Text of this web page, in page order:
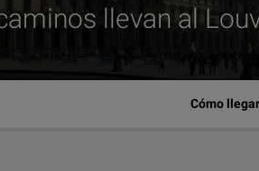
llevan al
Cómo llegar